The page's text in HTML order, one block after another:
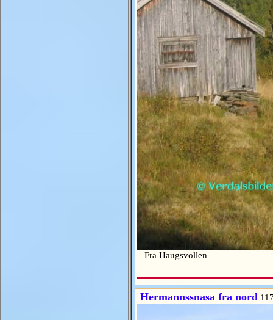
Fra Haugsvollen
Hermannssnasa fra nord